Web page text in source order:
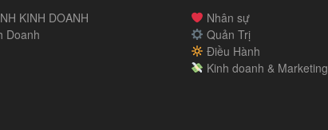
KINH DOANH
Doanh
Nhân sự
Quản Trị
Điều Hành
Kinh doanh & Marketing